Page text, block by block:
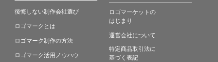
後悔しない制作会社選び
ロゴマークとは
ロゴマーク制作の方法
ロゴマーク活用ノウハウ
ロゴマーケットの
はじまり
運営会社について
特定商品取引法に
基づく表記